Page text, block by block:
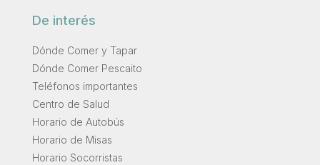
De interés
Dónde Comer y Tapar
Dónde Comer Pescaito
Teléfonos importantes
Centro de Salud
Horario de Autobús
Horario de Misas
Horario Socorristas